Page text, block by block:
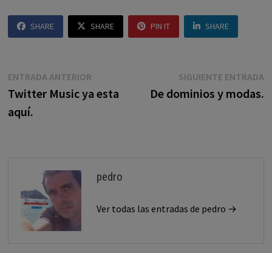
SHARE SHARE PIN IT SHARE
Navegación
de
entradas
ENTRADA ANTERIOREntrada
anterior:
Twitter Music ya esta
aquí.
SIGUIENTE ENTRADA
De dominios y modas.
pedro
Ver todas las entradas de pedro →